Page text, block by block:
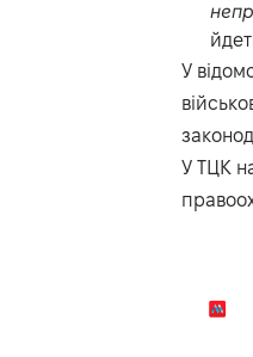
У
У ТЦК